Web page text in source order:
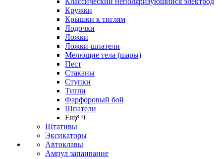
Кружки
Крышки к тиглям
Лодочки
Ложки
Ложки-шпатели
Мелющие тела (шары)
Пест
Стаканы
Ступки
Тигли
Фарфоровый бой
Шпатели
Ещё 9
Штативы
Эксикаторы
Автоклавы
Ампул запаивание